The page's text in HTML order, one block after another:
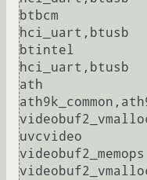
btbcm
hci_uart,btusb
btintel
hci_uart,btusb
ath
uvcvideo